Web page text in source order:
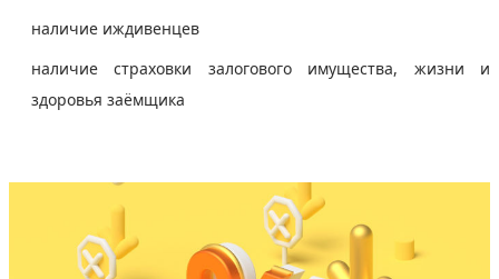
наличие иждивенцев
наличие страховки залогового имущества, жизни и
здоровья заёмщика